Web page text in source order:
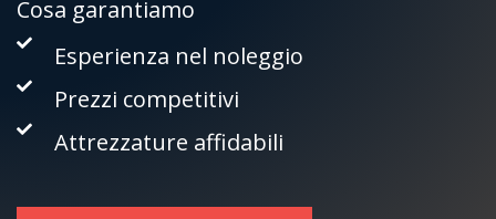
Cosa garantiamo
Esperienza nel noleggio
Prezzi competitivi
Attrezzature affidabili